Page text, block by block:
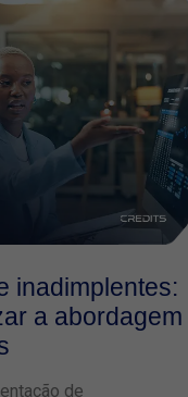
inadimplentes:
a abordagem
de